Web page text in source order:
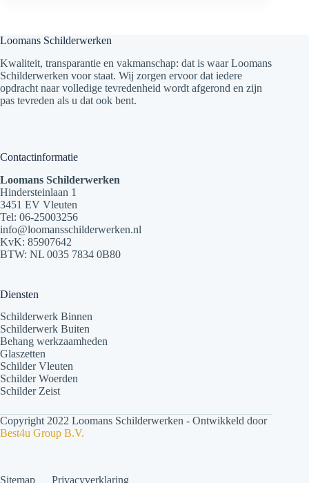
Loomans Schilderwerken
Kwaliteit, transparantie en vakmanschap: dat is waar Loomans
Schilderwerken voor staat. Wij zorgen ervoor dat iedere
opdracht naar volledige tevredenheid wordt afgerond en zijn
pas tevreden als u dat ook bent.
Contactinformatie
Loomans Schilderwerken
Hindersteinlaan 1
3451 EV Vleuten
Tel: 06-25003256
info@loomansschilderwerken.nl
KvK: 85907642
BTW: NL 0035 7834 0B80
Diensten
Schilderwerk Binnen
Schilderwerk Buiten
Behang werkzaamheden
Glaszetten
Schilder Vleuten
Schilder Woerden
Schilder Zeist
Copyright 2022 Loomans Schilderwerken - Ontwikkeld door
Best4u Group B.V.
Sitemap Privacyverklaring